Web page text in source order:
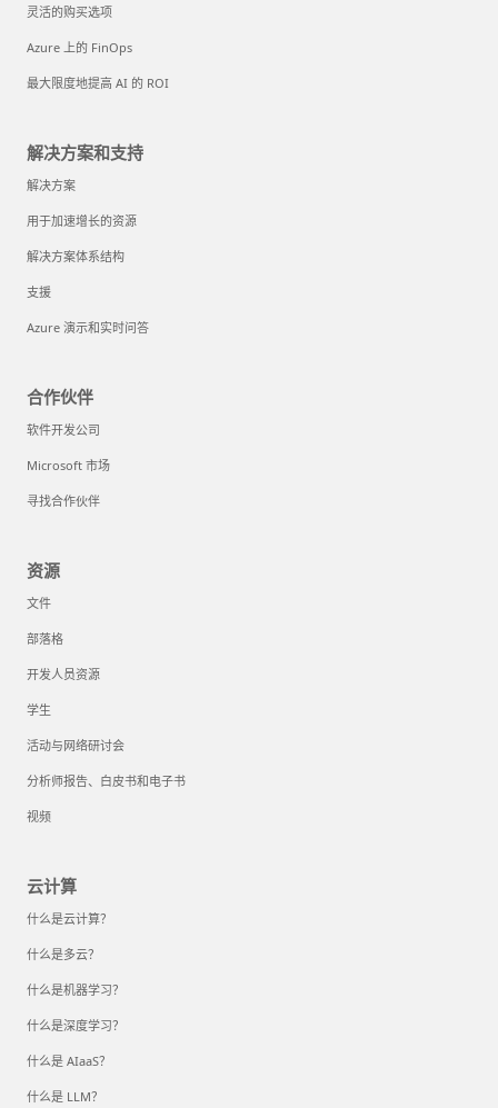
灵活的购买选项
Azure 上的 FinOps
最大限度地提高 AI 的 ROI
解决方案和支持
解决方案
用于加速增长的资源
解决方案体系结构
支援
Azure 演示和实时问答
合作伙伴
软件开发公司
Microsoft 市场
寻找合作伙伴
资源
文件
部落格
开发人员资源
学生
活动与网络研讨会
分析师报告、白皮书和电子书
视频
云计算
什么是云计算？
什么是多云？
什么是机器学习？
什么是深度学习？
什么是 AIaaS？
什么是 LLM？